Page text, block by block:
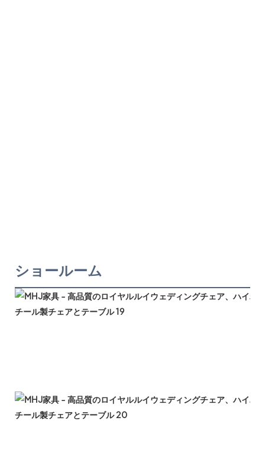
ショールーム